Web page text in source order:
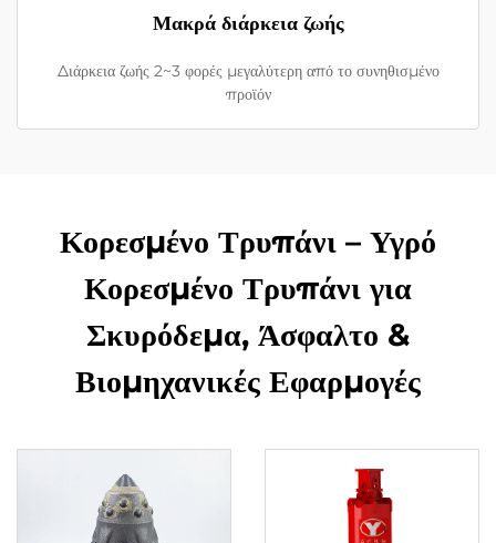
Μακρά διάρκεια ζωής
Διάρκεια ζωής 2~3 φορές μεγαλύτερη από το συνηθισμένο
προϊόν
Κορεσμένο Τρυπάνι – Υγρό
Κορεσμένο Τρυπάνι για
Σκυρόδεμα, Άσφαλτο &
Βιομηχανικές Εφαρμογές